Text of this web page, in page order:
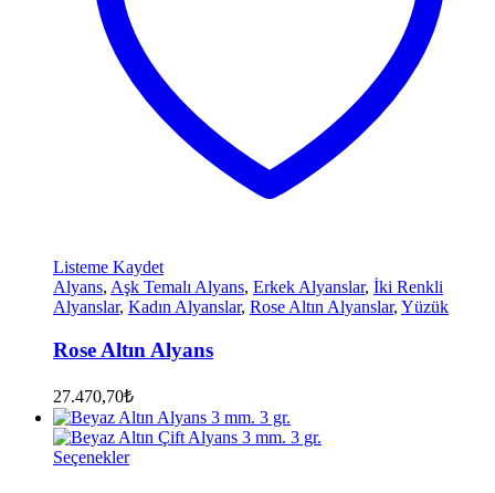
Listeme Kaydet
Alyans, Aşk Temalı Alyans, Erkek Alyanslar, İki Renkli
Alyanslar, Kadın Alyanslar, Rose Altın Alyanslar, Yüzük
Rose Altın Alyans
27.470,70₺
Seçenekler